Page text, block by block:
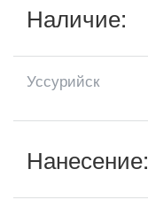
Наличие:
Уссурийск
Нанесение: